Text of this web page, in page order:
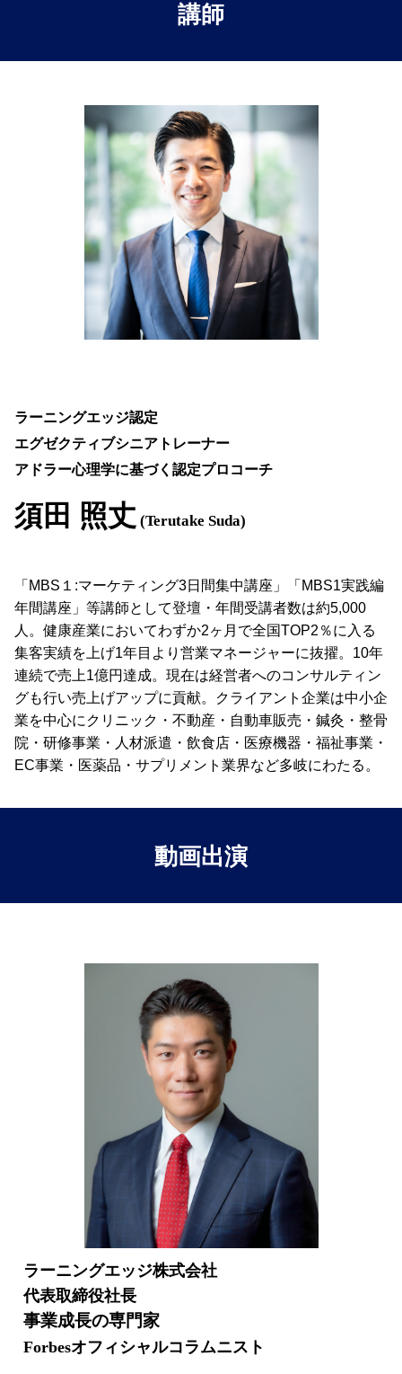
講師
ラーニングエッジ認定
エグゼクティブシニアトレーナー
アドラー心理学に基づく認定プロコーチ
須田 照丈 (Terutake Suda)
「MBS１:マーケティング3日間集中講座」「MBS1実践編
年間講座」等講師として登壇・年間受講者数は約5,000
人。健康産業においてわずか2ヶ月で全国TOP2％に入る
集客実績を上げ1年目より営業マネージャーに抜擢。10年
連続で売上1億円達成。現在は経営者へのコンサルティン
グも行い売上げアップに貢献。クライアント企業は中小企
業を中心にクリニック・不動産・自動車販売・鍼灸・整骨
院・研修事業・人材派遣・飲食店・医療機器・福祉事業・
EC事業・医薬品・サプリメント業界など多岐にわたる。
動画出演
ラーニングエッジ株式会社
代表取締役社長
事業成長の専門家
Forbesオフィシャルコラムニスト